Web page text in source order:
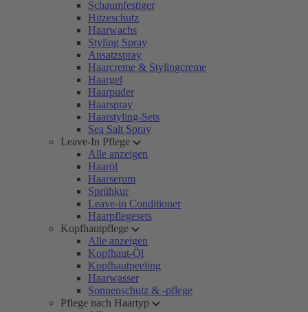
Schaumfestiger
Hitzeschutz
Haarwachs
Styling Spray
Ansatzspray
Haarcreme & Stylingcreme
Haargel
Haarpuder
Haarspray
Haarstyling-Sets
Sea Salt Spray
Leave-In Pflege
Alle anzeigen
Haaröl
Haarserum
Sprühkur
Leave-in Conditioner
Haarpflegesets
Kopfhautpflege
Alle anzeigen
Kopfhaut-Öl
Kopfhautpeeling
Haarwasser
Sonnenschutz & -pflege
Pflege nach Haartyp